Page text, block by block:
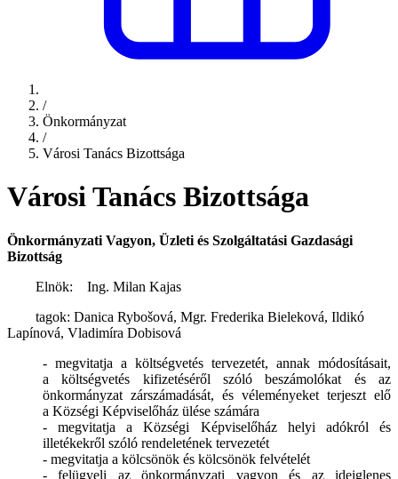
/
Önkormányzat
/
Városi Tanács Bizottsága
Városi Tanács Bizottsága
Önkormányzati Vagyon, Üzleti és Szolgáltatási Gazdasági
Bizottság
Elnök:
Ing. Milan Kajas
tagok: Danica Rybošová, Mgr. Frederika Bieleková, Ildikó
Lapínová, Vladimíra Dobisová
- megvitatja a költségvetés tervezetét, annak módosításait,
a költségvetés kifizetéséről szóló beszámolókat és az
önkormányzat zárszámadását, és véleményeket terjeszt elő
a Községi Képviselőház ülése számára
- megvitatja a Községi Képviselőház helyi adókról és
illetékekről szóló rendeletének tervezetét
- megvitatja a kölcsönök és kölcsönök felvételét
- felügyeli az önkormányzati vagyon és az ideiglenes